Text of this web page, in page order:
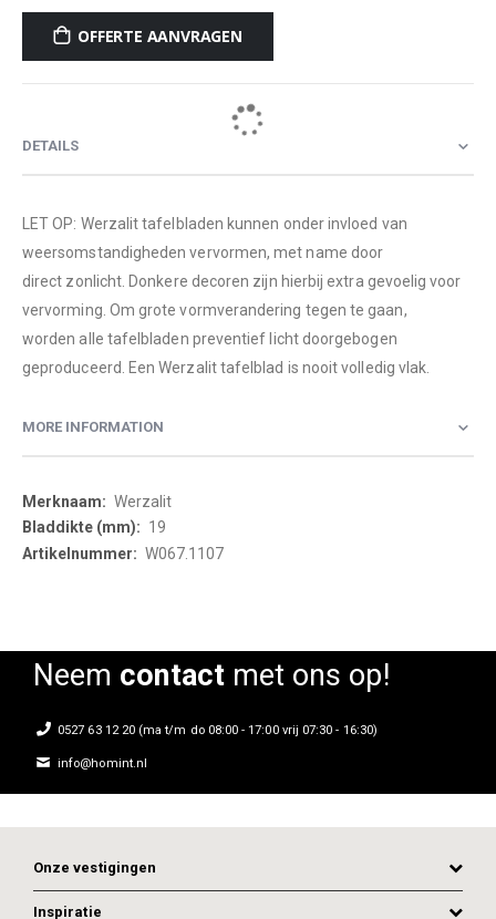
OFFERTE AANVRAGEN
DETAILS
LET OP: Werzalit tafelbladen kunnen onder invloed van
weersomstandigheden vervormen, met name door
direct zonlicht. Donkere decoren zijn hierbij extra gevoelig voor
vervorming. Om grote vormverandering tegen te gaan,
worden alle tafelbladen preventief licht doorgebogen
geproduceerd. Een Werzalit tafelblad is nooit volledig vlak.
MORE INFORMATION
More
Information
Werzalit
19
W067.1107
Neem contactmet ons op!
0527 63 12 20 (ma t/m do 08:00 - 17:00 vrij 07:30 - 16:30)
info@homint.nl
Onze vestigingen
Inspiratie